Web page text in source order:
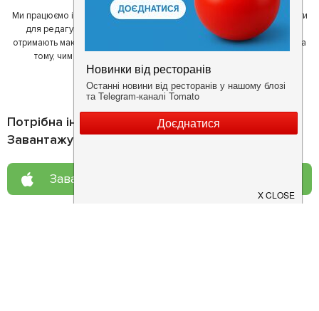
Ми працюємо і з ресторанами. Для них ми надаємо зручні інструменти
для редагування інформації про себе - в результаті відвідувачі
отримають максимум інформації, а ресторан зможе зосередитися на
тому, чим він любить займатися більше всього - смачній їжі.
Потрібна інформація про заклад?
Завантажуйте додаток!
Завантажте у